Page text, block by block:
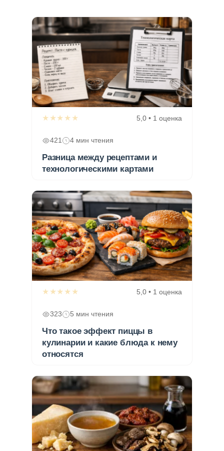
★★★★★ 5,0 • 1 оценка
421 4 мин чтения
Разница между рецептами и
технологическими картами
★★★★★ 5,0 • 1 оценка
323 5 мин чтения
Что такое эффект пиццы в
кулинарии и какие блюда к нему
относятся